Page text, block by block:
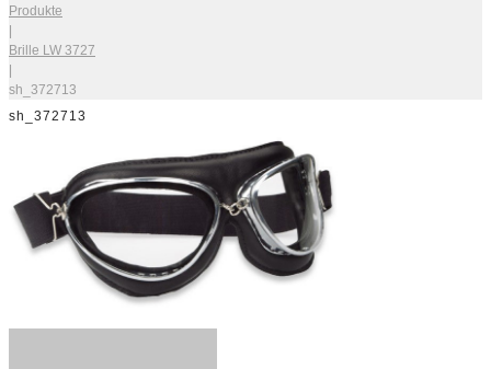
Produkte
|
Brille LW 3727
|
sh_372713
sh_372713